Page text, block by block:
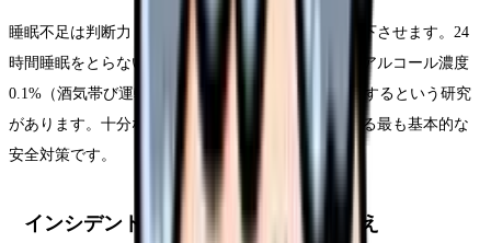
睡眠不足は判断力・注意力・反応速度のすべてを低下させます。24
時間睡眠をとらない場合のパフォーマンスは、血中アルコール濃度
0.1%（酒気帯び運転の基準値超え）と同等まで低下するという研究
があります。十分な睡眠は自分自身と患者さんを守る最も基本的な
安全対策です。
インシデントレポートの書き方と心構え